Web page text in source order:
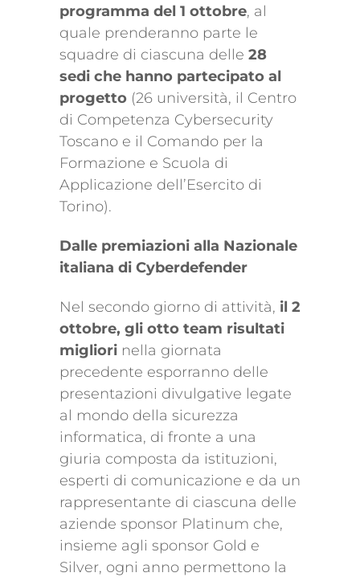
programma del 1 ottobre, al
quale prenderanno parte le
squadre di ciascuna delle 28
sedi che hanno partecipato al
progetto (26 università, il Centro
di Competenza Cybersecurity
Toscano e il Comando per la
Formazione e Scuola di
Applicazione dell’Esercito di
Torino).
Dalle premiazioni alla Nazionale
italiana di Cyberdefender
Nel secondo giorno di attività, il 2
ottobre, gli otto team risultati
migliori nella giornata
precedente esporranno delle
presentazioni divulgative legate
al mondo della sicurezza
informatica, di fronte a una
giuria composta da istituzioni,
esperti di comunicazione e da un
rappresentante di ciascuna delle
aziende sponsor Platinum che,
insieme agli sponsor Gold e
Silver, ogni anno permettono la